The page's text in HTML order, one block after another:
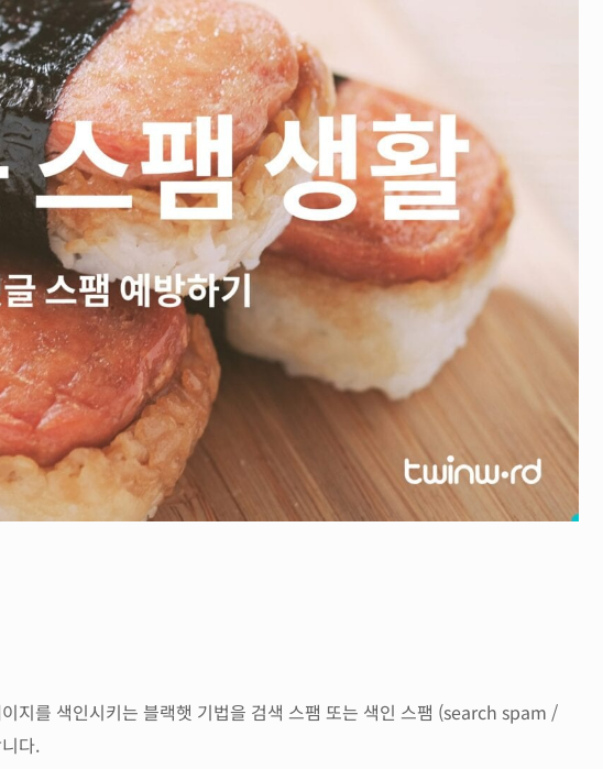
지를 색인시키는 블랙햇 기법을 검색 스팸 또는 색인 스팸 (search spam /
다.